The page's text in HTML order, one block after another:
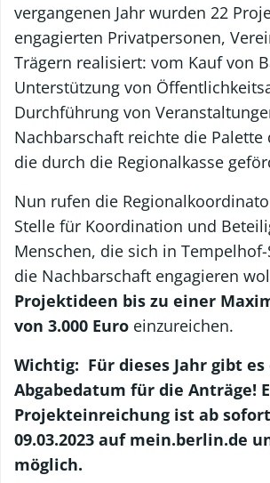
vergangenen Jahr wurden 22
engagierten Privatpersonen,
Trägern realisiert: vom Kauf von
Unterstützung von
Durchführung von
Nachbarschaft reichte die Palette
die durch die Regionalkasse
Nun rufen die
Stelle für Koordination und
Menschen, die sich in
die Nachbarschaft engagieren
Projektideen bis zu einer
von 3.000 Euro einzureichen.
Wichtig: Für dieses Jahr gibt
Abgabedatum für die Anträge!
Projekteinreichung ist ab
09.03.2023 auf mein.berlin.de
möglich.